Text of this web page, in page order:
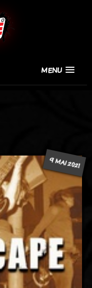
MENU
9 MAI 2021